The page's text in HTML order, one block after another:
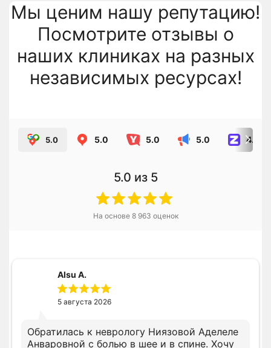
Мы ценим нашу репутацию!
Посмотрите отзывы о
наших клиниках на разных
независимых ресурсах!
5.0 5.0 5.0 5.0 4.8
5.0 из 5
На основе 8 963 оценок
Alsu A.
5 августа 2026
Обратилась к неврологу Ниязовой Аделеле
Анваровной с болью в шее и в спине. Хочу